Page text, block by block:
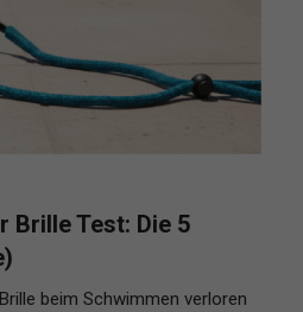
Brille Test: Die 5
beim Schwimmen verloren